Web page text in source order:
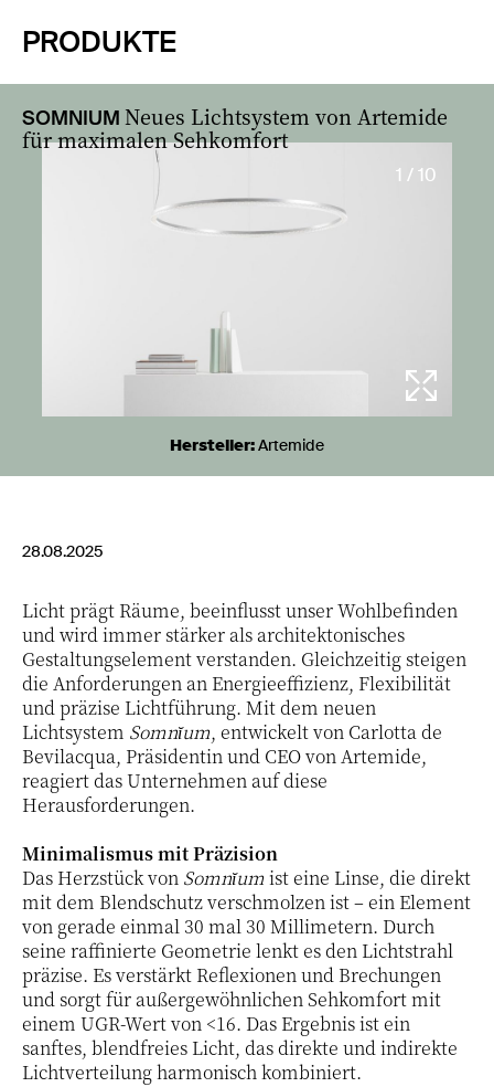
PRODUKTE
SOMNIUM Neues Lichtsystem von Artemide
für maximalen Sehkomfort
1 / 10
Hersteller:Artemide
28.08.2025
Licht prägt Räume, beeinflusst unser Wohlbefinden
und wird immer stärker als architektonisches
Gestaltungselement verstanden. Gleichzeitig steigen
die Anforderungen an Energieeffizienz, Flexibilität
und präzise Lichtführung. Mit dem neuen
Lichtsystem Somnĭum, entwickelt von Carlotta de
Bevilacqua, Präsidentin und CEO von Artemide,
reagiert das Unternehmen auf diese
Herausforderungen.
Minimalismus mit Präzision
Das Herzstück von Somnĭumist eine Linse, die direkt
mit dem Blendschutz verschmolzen ist – ein Element
von gerade einmal 30 mal 30 Millimetern. Durch
seine raffinierte Geometrie lenkt es den Lichtstrahl
präzise. Es verstärkt Reflexionen und Brechungen
und sorgt für außergewöhnlichen Sehkomfort mit
einem UGR-Wert von <16. Das Ergebnis ist ein
sanftes, blendfreies Licht, das direkte und indirekte
Lichtverteilung harmonisch kombiniert.